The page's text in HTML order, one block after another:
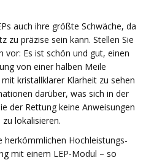
auch ihre größte Schwäche, da
zu präzise sein kann. Stellen Sie
Es ist schön und gut, einen
von einer halben Meile
kristallklarer Klarheit zu sehen
darüber, was sich in der
der Rettung keine Anweisungen
lokalisieren.
herkömmlichen Hochleistungs-
mit einem LEP-Modul – so